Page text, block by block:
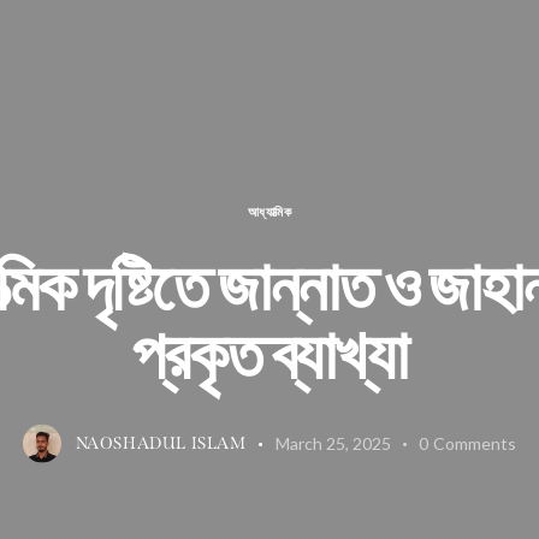
আধ্যাত্মিক
দৃষ্টিতে জান্নাত ও
প্রকৃত ব্যাখ্যা
NAOSHADUL ISLAM March 25, 2025 0 Comments